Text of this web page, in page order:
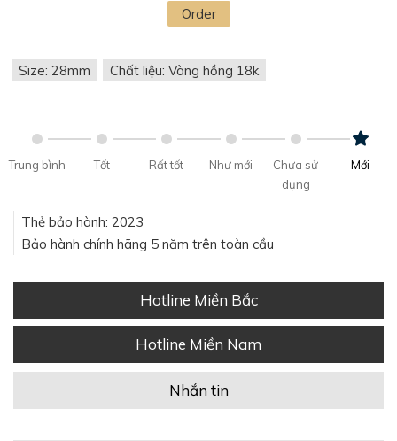
Order
Size: 28mm Chất liệu: Vàng hồng 18k
Trung bình Tốt Rất tốt Như mới
Chưa sử
dụng
Mới
Thẻ bảo hành: 2023
Bảo hành chính hãng 5 năm trên toàn cầu
Hotline Miền Bắc
Hotline Miền Nam
Nhắn tin